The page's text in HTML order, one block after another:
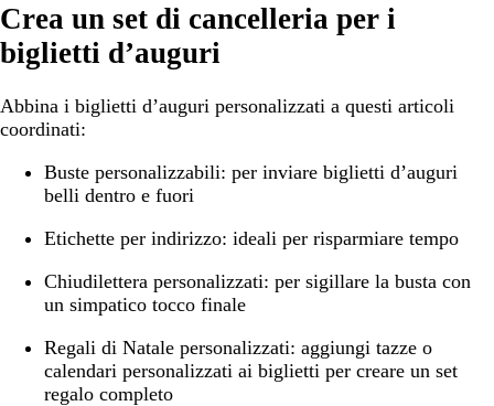
Crea un set di cancelleria per i
biglietti d’auguri
Abbina i biglietti d’auguri personalizzati a questi articoli
coordinati:
Buste personalizzabili: per inviare biglietti d’auguri
belli dentro e fuori
Etichette per indirizzo: ideali per risparmiare tempo
Chiudilettera personalizzati: per sigillare la busta con
un simpatico tocco finale
Regali di Natale personalizzati: aggiungi tazze o
calendari personalizzati ai biglietti per creare un set
regalo completo